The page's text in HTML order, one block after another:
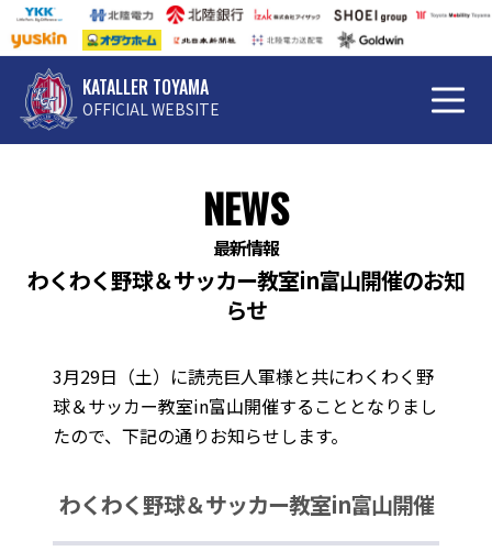
KATALLER TOYAMA
OFFICIAL WEBSITE
NEWS
最新情報
わくわく野球＆サッカー教室in富山開催のお知
らせ
3月29日（土）に読売巨人軍様と共にわくわく野
球＆サッカー教室in富山開催することとなりまし
たので、下記の通りお知らせします。
わくわく野球＆サッカー教室in富山開催